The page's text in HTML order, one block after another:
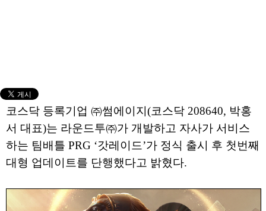
코스닥 등록기업 ㈜썸에이지(코스닥 208640, 박홍
서 대표)는 라운드투㈜가 개발하고 자사가 서비스
하는 팀배틀 PRG ‘갓레이드’가 정식 출시 후 첫번째
대형 업데이트를 단행했다고 밝혔다.